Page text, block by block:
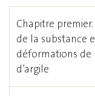
Chapitre
de la substance
déformations
d’argile